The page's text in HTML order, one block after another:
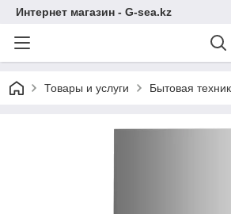
Интернет магазин - G-sea.kz
Товары и услуги Бытовая